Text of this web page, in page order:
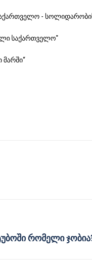
-
საქართველო"
რომელი